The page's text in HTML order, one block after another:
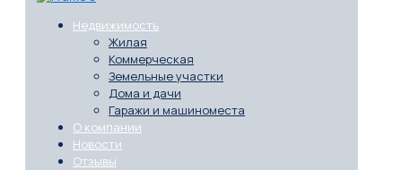
Недвижимость
Жилая
Коммерческая
Земельные участки
Дома и дачи
Гаражи и машиноместа
О компании
Новости
Отзывы